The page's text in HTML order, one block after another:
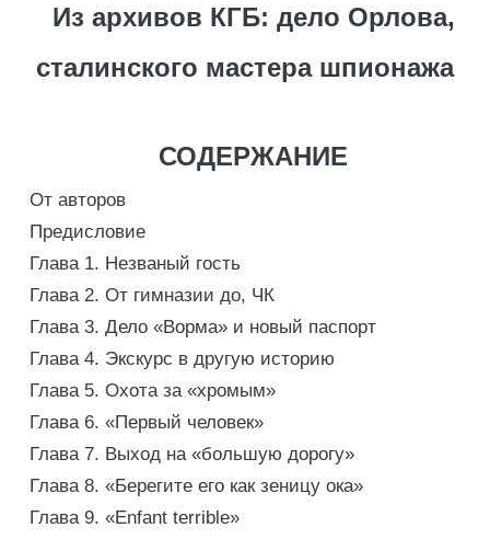
Из архивов КГБ: дело Орлова,
сталинского мастера шпионажа
СОДЕРЖАНИЕ
От авторов
Предисловие
Глава 1. Незваный гость
Глава 2. От гимназии до, ЧК
Глава 3. Дело «Ворма» и новый паспорт
Глава 4. Экскурс в другую историю
Глава 5. Охота за «хромым»
Глава 6. «Первый человек»
Глава 7. Выход на «большую дорогу»
Глава 8. «Берегите его как зеницу ока»
Глава 9. «Enfant terrible»